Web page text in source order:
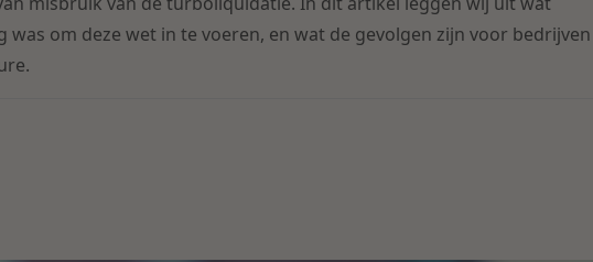
om deze wet in te voeren, en wat de gevolgen zijn voor bedrijven